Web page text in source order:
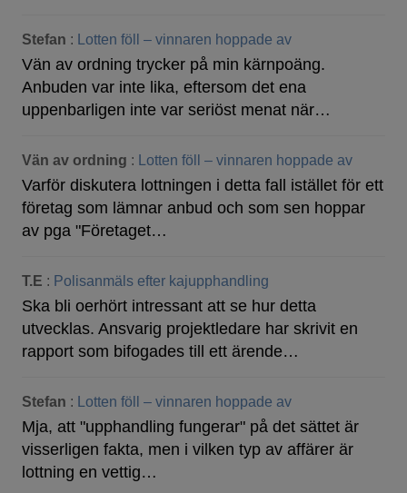
Stefan : Lotten föll – vinnaren hoppade av
Vän av ordning trycker på min kärnpoäng.
Anbuden var inte lika, eftersom det ena
uppenbarligen inte var seriöst menat när…
Vän av ordning : Lotten föll – vinnaren hoppade av
Varför diskutera lottningen i detta fall istället för ett
företag som lämnar anbud och som sen hoppar
av pga "Företaget…
T.E : Polisanmäls efter kajupphandling
Ska bli oerhört intressant att se hur detta
utvecklas. Ansvarig projektledare har skrivit en
rapport som bifogades till ett ärende…
Stefan : Lotten föll – vinnaren hoppade av
Mja, att "upphandling fungerar" på det sättet är
visserligen fakta, men i vilken typ av affärer är
lottning en vettig…